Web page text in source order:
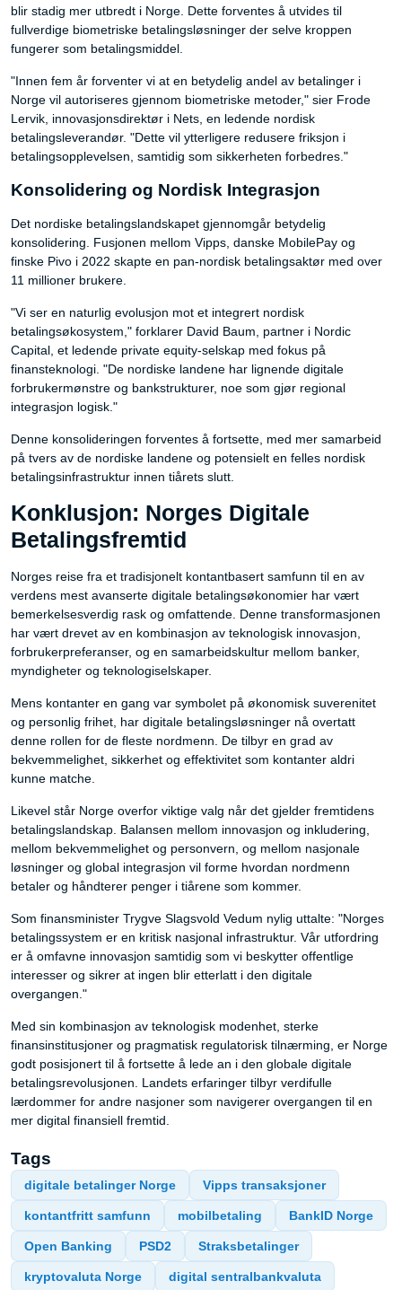
blir stadig mer utbredt i Norge. Dette forventes å utvides til
fullverdige biometriske betalingsløsninger der selve kroppen
fungerer som betalingsmiddel.
"Innen fem år forventer vi at en betydelig andel av betalinger i
Norge vil autoriseres gjennom biometriske metoder," sier Frode
Lervik, innovasjonsdirektør i Nets, en ledende nordisk
betalingsleverandør. "Dette vil ytterligere redusere friksjon i
betalingsopplevelsen, samtidig som sikkerheten forbedres."
Konsolidering og Nordisk Integrasjon
Det nordiske betalingslandskapet gjennomgår betydelig
konsolidering. Fusjonen mellom Vipps, danske MobilePay og
finske Pivo i 2022 skapte en pan-nordisk betalingsaktør med over
11 millioner brukere.
"Vi ser en naturlig evolusjon mot et integrert nordisk
betalingsøkosystem," forklarer David Baum, partner i Nordic
Capital, et ledende private equity-selskap med fokus på
finansteknologi. "De nordiske landene har lignende digitale
forbrukermønstre og bankstrukturer, noe som gjør regional
integrasjon logisk."
Denne konsolideringen forventes å fortsette, med mer samarbeid
på tvers av de nordiske landene og potensielt en felles nordisk
betalingsinfrastruktur innen tiårets slutt.
Konklusjon: Norges Digitale
Betalingsfremtid
Norges reise fra et tradisjonelt kontantbasert samfunn til en av
verdens mest avanserte digitale betalingsøkonomier har vært
bemerkelsesverdig rask og omfattende. Denne transformasjonen
har vært drevet av en kombinasjon av teknologisk innovasjon,
forbrukerpreferanser, og en samarbeidskultur mellom banker,
myndigheter og teknologiselskaper.
Mens kontanter en gang var symbolet på økonomisk suverenitet
og personlig frihet, har digitale betalingsløsninger nå overtatt
denne rollen for de fleste nordmenn. De tilbyr en grad av
bekvemmelighet, sikkerhet og effektivitet som kontanter aldri
kunne matche.
Likevel står Norge overfor viktige valg når det gjelder fremtidens
betalingslandskap. Balansen mellom innovasjon og inkludering,
mellom bekvemmelighet og personvern, og mellom nasjonale
løsninger og global integrasjon vil forme hvordan nordmenn
betaler og håndterer penger i tiårene som kommer.
Som finansminister Trygve Slagsvold Vedum nylig uttalte: "Norges
betalingssystem er en kritisk nasjonal infrastruktur. Vår utfordring
er å omfavne innovasjon samtidig som vi beskytter offentlige
interesser og sikrer at ingen blir etterlatt i den digitale
overgangen."
Med sin kombinasjon av teknologisk modenhet, sterke
finansinstitusjoner og pragmatisk regulatorisk tilnærming, er Norge
godt posisjonert til å fortsette å lede an i den globale digitale
betalingsrevolusjonen. Landets erfaringer tilbyr verdifulle
lærdommer for andre nasjoner som navigerer overgangen til en
mer digital finansiell fremtid.
Tags
digitale betalinger Norge Vipps transaksjoner
kontantfritt samfunn mobilbetaling BankID Norge
Open Banking PSD2 Straksbetalinger
kryptovaluta Norge digital sentralbankvaluta